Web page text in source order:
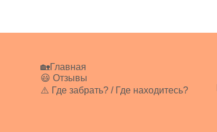
🏡Главная
😃 Отзывы
⚠️ Где забрать? / Где находитесь?